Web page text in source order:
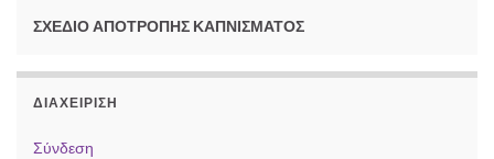
ΣΧΕΔΙΟ ΑΠΟΤΡΟΠΗΣ ΚΑΠΝΙΣΜΑΤΟΣ
ΔΙΑΧΕΊΡΙΣΗ
Σύνδεση